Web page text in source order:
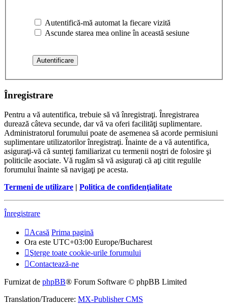
Autentifică-mă automat la fiecare vizită
Ascunde starea mea online în această sesiune
Înregistrare
Pentru a vă autentifica, trebuie să vă înregistraţi. Înregistrarea
durează câteva secunde, dar vă va oferi facilităţi suplimentare.
Administratorul forumului poate de asemenea să acorde permisiuni
suplimentare utilizatorilor înregistraţi. Înainte de a vă autentifica,
asiguraţi-vă că sunteţi familiarizat cu termenii noştri de folosire şi
politicile asociate. Vă rugăm să vă asiguraţi că aţi citit regulile
forumului înainte să navigaţi pe acesta.
Termeni de utilizare | Politica de confidenţialitate
Înregistrare
Acasă Prima pagină
Ora este UTC+03:00 Europe/Bucharest
Şterge toate cookie-urile forumului
Contactează-ne
Furnizat de phpBB® Forum Software © phpBB Limited
Translation/Traducere: MX-Publisher CMS